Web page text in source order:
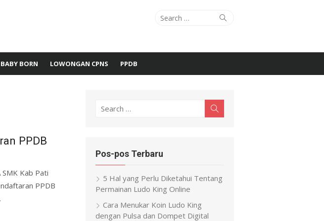
Search
Search
BABY BORN LOWONGAN CPNS PPDB
PPDB
Kab Pati
PPDB
Search
Pos-pos Terbaru
5 Hal yang Perlu Diketahui Tentang
Permainan Ludo King Online
Cara Menukar Koin Ludo King
dengan Pulsa dan Dompet Digital